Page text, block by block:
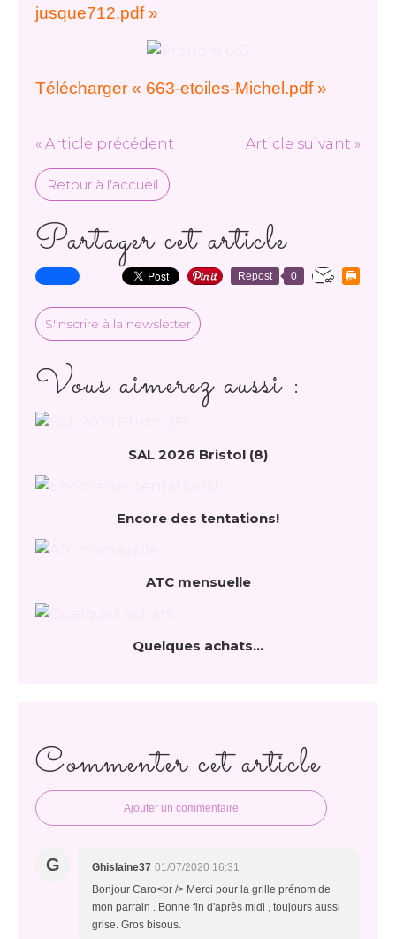
jusque712.pdf »
Télécharger « 663-etoiles-Michel.pdf »
« Article précédent Article suivant »
Retour à l'accueil
Partager cet article
Repost 0
S'inscrire à la newsletter
Vous aimerez aussi :
SAL 2026 Bristol (8)
Encore des tentations!
ATC mensuelle
Quelques achats...
Commenter cet article
Ajouter un commentaire
G Ghislaine37 01/07/2020 16:31
Bonjour Caro<br /> Merci pour la grille prénom de
mon parrain . Bonne fin d'après midi , toujours aussi
grise. Gros bisous.